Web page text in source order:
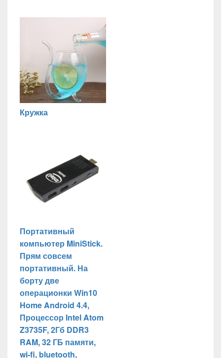
Кружка
Портативный
компьютер MiniStick.
Прям совсем
портативный. На
борту две
операционки Win10
Home Android 4.4,
Процессор Intel Atom
Z3735F, 2Гб DDR3
RAM, 32 ГБ памяти,
wi-fi, bluetooth,